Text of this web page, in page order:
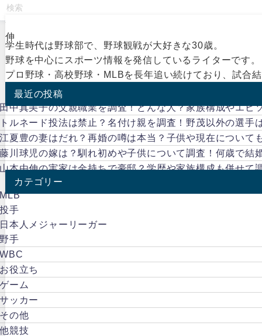
伸
学生時代は野球部で、野球観戦が大好きな30歳。
野球を中心にスポーツ情報を発信しているライターです。
プロ野球・高校野球・MLBを長年追い続けており、試合
最近の投稿
中真美子の父親職業を調査！どんな人？家族構成やエピ
ルネード投法は禁止？名付け親を調査！野茂以外の選手
夏豊の妻はだれ？再婚の噂は本当？子供や現在について
川球児の嫁は？馴れ初めや子供について調査！何歳で結
本由伸の実家は金持ちで豪邸？学歴や家族構成も併せて
カテゴリー
手
本人メジャーリーガー
手
役立ち
ーム
ッカー
の他
競技